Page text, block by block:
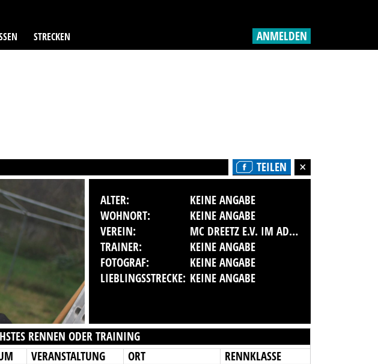
STRECKEN ANMELDEN
TEILEN
ALTER:
KEINE ANGABE
WOHNORT:
KEINE ANGABE
VEREIN:
MC DREETZ E.V. IM ADAC
TRAINER:
KEINE ANGABE
FOTOGRAF:
KEINE ANGABE
LIEBLINGSSTRECKE: KEINE ANGABE
RENNEN ODER TRAINING
VERANSTALTUNG ORT RENNKLASSE